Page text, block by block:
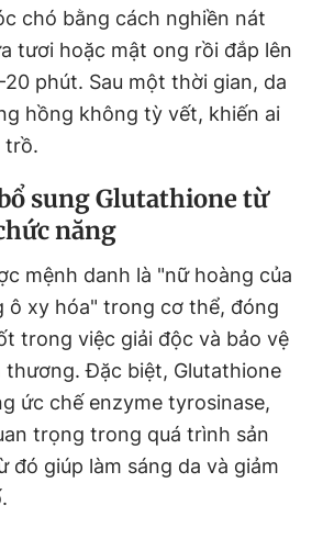
chó bằng cách nghiền nát
tươi hoặc mật ong rồi đắp lên
20 phút. Sau một thời gian, da
hồng không tỳ vết, khiến ai
trồ.
sung Glutathione từ
năng
mệnh danh là "nữ hoàng của
ô xy hóa" trong cơ thể, đóng
trong việc giải độc và bảo vệ
Đặc biệt, Glutathione
ức chế enzyme tyrosinase,
trọng trong quá trình sản
đó giúp làm sáng da và giảm